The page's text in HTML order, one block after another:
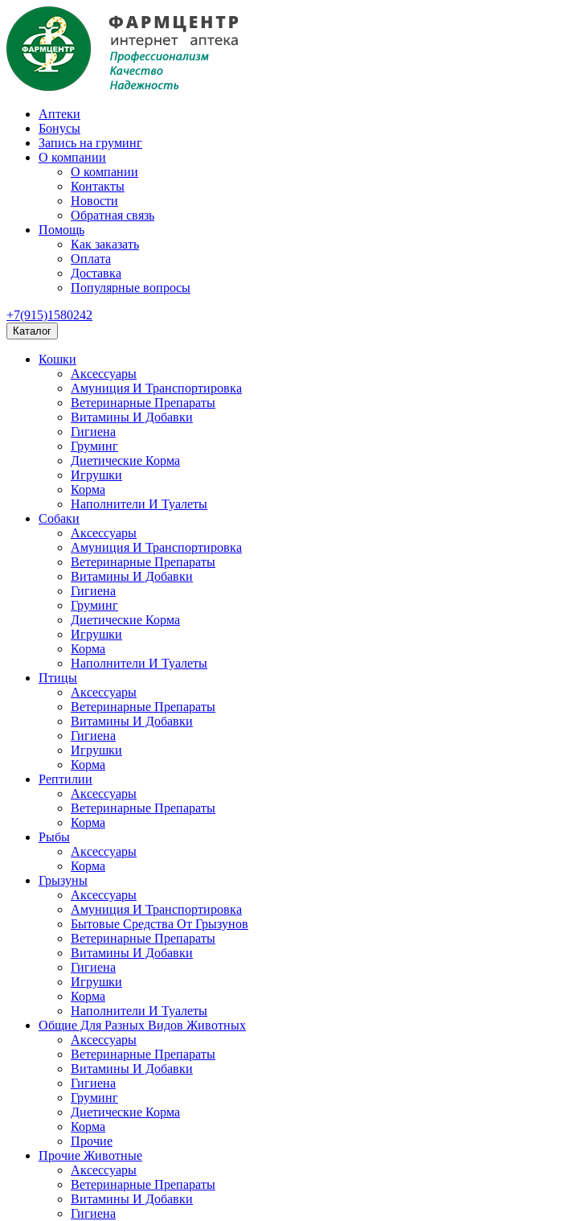
Аптеки
Бонусы
Запись на груминг
О компании
О компании
Контакты
Новости
Обратная связь
Помощь
Как заказать
Оплата
Доставка
Популярные вопросы
+7(915)1580242
Каталог
Кошки
Аксессуары
Амуниция И Транспортировка
Ветеринарные Препараты
Витамины И Добавки
Гигиена
Груминг
Диетические Корма
Игрушки
Корма
Наполнители И Туалеты
Собаки
Аксессуары
Амуниция И Транспортировка
Ветеринарные Препараты
Витамины И Добавки
Гигиена
Груминг
Диетические Корма
Игрушки
Корма
Наполнители И Туалеты
Птицы
Аксессуары
Ветеринарные Препараты
Витамины И Добавки
Гигиена
Игрушки
Корма
Рептилии
Аксессуары
Ветеринарные Препараты
Корма
Рыбы
Аксессуары
Корма
Грызуны
Аксессуары
Амуниция И Транспортировка
Бытовые Средства От Грызунов
Ветеринарные Препараты
Витамины И Добавки
Гигиена
Игрушки
Корма
Наполнители И Туалеты
Общие Для Разных Видов Животных
Аксессуары
Ветеринарные Препараты
Витамины И Добавки
Гигиена
Груминг
Диетические Корма
Корма
Прочие
Прочие Животные
Аксессуары
Ветеринарные Препараты
Витамины И Добавки
Гигиена